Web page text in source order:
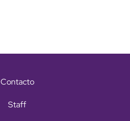
Contacto
Staff